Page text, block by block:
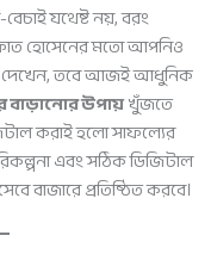
যথেষ্ট নয়, বরং
হোসেনের মতো আপনিও
দেখেন, তবে আজই আধুনিক
বাড়ানোর উপায়খুঁজতে
করাই হলো সাফল্যের
এবং সঠিক ডিজিটাল
প্রতিষ্ঠিত করবে।